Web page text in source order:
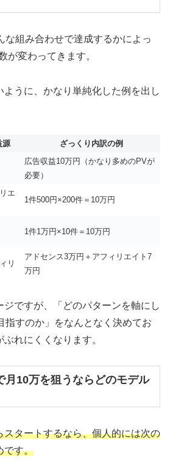
な組み合わせで達成するかによっ
が変わってきます。
ように、かなり単純化した例を出し
源 ざっくり内訳の例
広告収益10万円（かなり多めのPVが
必要）
エ
1件500円×200件＝10万円
1件1万円×10件＝10万円
リ
アドセンス3万円＋アフィリエイト7
万円
ですが、「どのパターンを軸にし
指すのか」をなんとなく決めてお
れにくくなります。
月10万を狙うならどのモデル
スタートするなら、個人的には次の
です。